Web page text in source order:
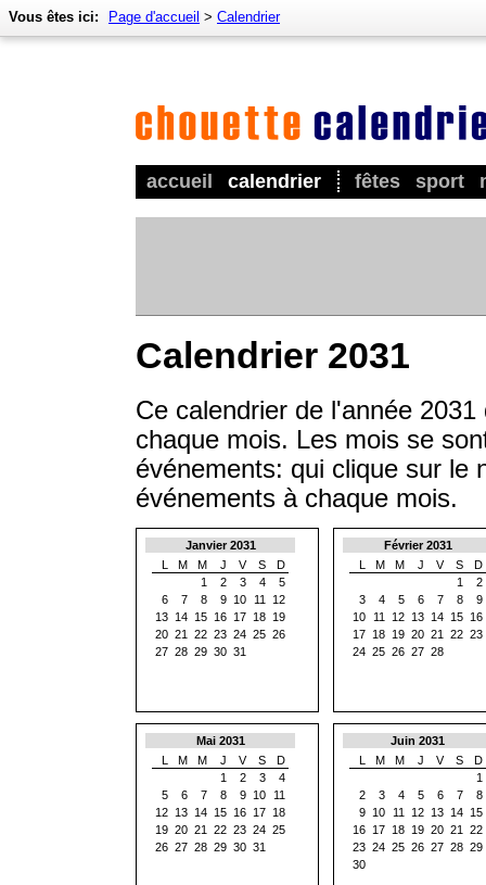
accueil calendrier fêtes sport
Vous êtes ici: Page d'accueil > Calendrier
Calendrier 2031
Ce calendrier de l'année
chaque mois. Les mois se
événements: qui clique sur le
événements à chaque mois.
Janvier 2031
L
M M J V S
D
1
2 3 4
5
6
7 8 9 10 11
12
13 14 15 16 17 18 19
20 21 22 23 24 25 26
27 28 29 30 31
Février 2031
L
M M J V S
D
1
2
3
4 5 6 7 8
9
10
11 12 13 14 15 16
17 18 19 20 21 22 23
24 25 26 27 28
Mai 2031
L
M M J V S
D
1
2 3
4
5
6 7 8 9 10
11
12 13 14 15 16 17 18
19 20 21 22 23 24 25
26 27 28 29 30 31
Juin 2031
L
M M J V S
D
1
2
3 4 5 6 7
8
9 10 11 12 13 14 15
16 17 18 19 20 21
22
23 24 25 26 27 28 29
30